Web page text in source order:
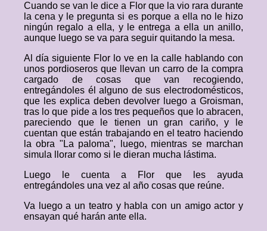
Cuando se van le dice a Flor que la vio rara durante
la cena y le pregunta si es porque a ella no le hizo
ningún regalo a ella, y le entrega a ella un anillo,
aunque luego se va para seguir quitando la mesa.
Al día siguiente Flor lo ve en la calle hablando con
unos pordioseros que llevan un carro de la compra
cargado de cosas que van recogiendo,
entregándoles él alguno de sus electrodomésticos,
que les explica deben devolver luego a Groisman,
tras lo que pide a los tres pequeños que lo abracen,
pareciendo que le tienen un gran cariño, y le
cuentan que están trabajando en el teatro haciendo
la obra "La paloma", luego, mientras se marchan
simula llorar como si le dieran mucha lástima.
Luego le cuenta a Flor que les ayuda
entregándoles una vez al año cosas que reúne.
Va luego a un teatro y habla con un amigo actor y
ensayan qué harán ante ella.